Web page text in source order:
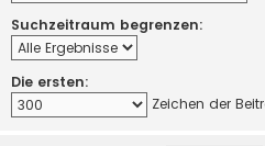
Suchzeitraum begrenzen:
Die ersten:
Zeichen der